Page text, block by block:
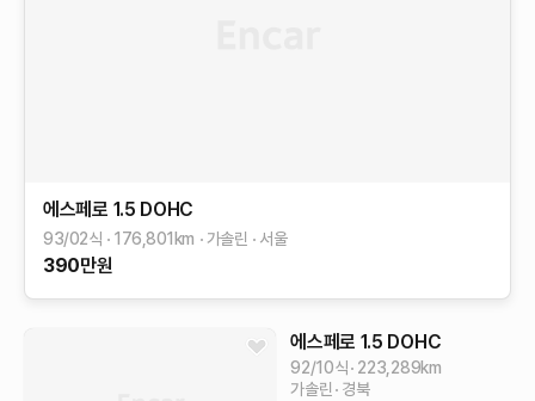
에스페로 1.5 DOHC
93/02식 176,801 km 가솔린 서울
390만원
에스페로 1.5 DOHC
92/10식 223,289km
가솔린
경북